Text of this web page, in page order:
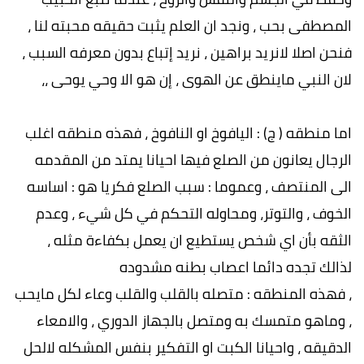
المصطفى بحب ، ونجد ان العلم يثبت حقيقه محبته لنا ،
فنحن اصلا لانريد براهين ، نريد إتباع بدون معرفه السبب ،
لان النبي ماينطق عن الهوى ، إن هو الا وحي يوحى ،،
اما منطقه ( ج) : اليافوخ او النافوخ ، فهذه منطقه اغلب
الرجال يعانون من الصلع فيها احيانا يمتد من المقدمه
الى المنتصف ، وعموما : سبب الصلع فكريا هو : اساسه
الخوف ، والتوتر، ومحاوله التحكم في كل شيء ، وعدم
الثقه بأن اي شخص يستطيع ان يعمل بكفاءة مثله ،
لذالك تجده دائما اعصاب بطنه مشدوده
، فهذه المنطقه : متصله بالقلب والقلب وعاء لكل مايحب
، وماهو متمسك به ومتصل بالجهاز الدوري ، والامعاء
الدقيقه ، واحيانا الكبت او التفكير بنفس المشكله لالحل